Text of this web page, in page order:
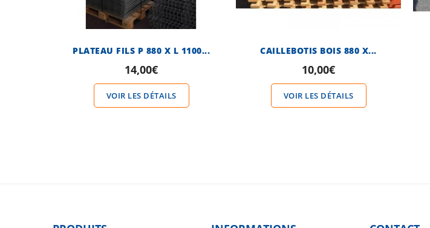
PLATEAU FILS P 880 X L 1100...
14,00€
VOIR LES DÉTAILS
CAILLEBOTIS BOIS 880 X...
10,00€
VOIR LES DÉTAILS